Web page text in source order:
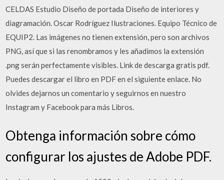
CELDAS Estudio Diseño de portada Diseño de interiores y
diagramación. Oscar Rodríguez Ilustraciones. Equipo Técnico de
EQUIP2. Las imágenes no tienen extensión, pero son archivos
PNG, así que si las renombramos y les añadimos la extensión
.png serán perfectamente visibles. Link de descarga gratis pdf.
Puedes descargar el libro en PDF en el siguiente enlace. No
olvides dejarnos un comentario y seguirnos en nuestro
Instagram y Facebook para más Libros.
Obtenga información sobre cómo
configurar los ajustes de Adobe PDF.